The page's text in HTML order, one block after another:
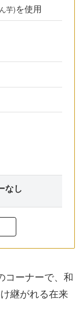
芋)を使用
なし
コーナーで、和
継がれる在来